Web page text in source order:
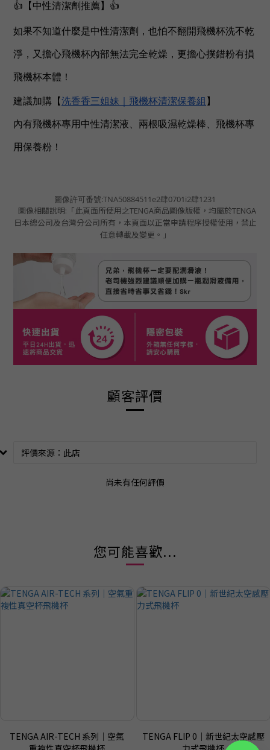
👍【中性清潔劑推薦】👍
如果不知道什麼是中性清潔劑，也怕不翻開飛機杯洗不乾
淨，又擔心飛機杯內部無法完全乾燥，更擔心撲錯粉有損
飛機杯本體！
建議加購【洗香香三姐妹｜飛機杯清潔保養組 】
內有飛機杯專用中性清潔液、兩根吸濕乾燥棒、飛機杯專
用保養粉！
圖像許可番號:TNA50884511e2肆0701i2肆1231
圖像相關說明:「此頁面所使用之TENGA商品圖像版權，均屬於TENGA
日本總公司及台灣分公司所有，本頁面以正當申請程序授權使用，禁止
任意轉載及變更。」
顧客評價
尚未有任何評價
您可能喜歡...
TENGA AIR-TECH 系列｜空氣
TENGA FLIP 0｜新世紀太空感壓